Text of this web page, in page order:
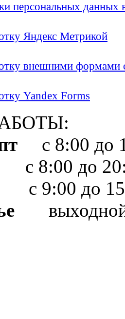
персональных
Яндекс Метрикой
внешними формами
Yandex Forms
с 8:00 до
до
9:00 до